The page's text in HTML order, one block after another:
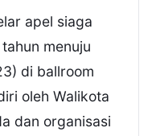
apel siaga
menuju
di ballroom
oleh Walikota
dan organisasi